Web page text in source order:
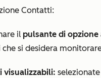
Contatti:
il pulsante di opzione
si desidera
visualizzabili: